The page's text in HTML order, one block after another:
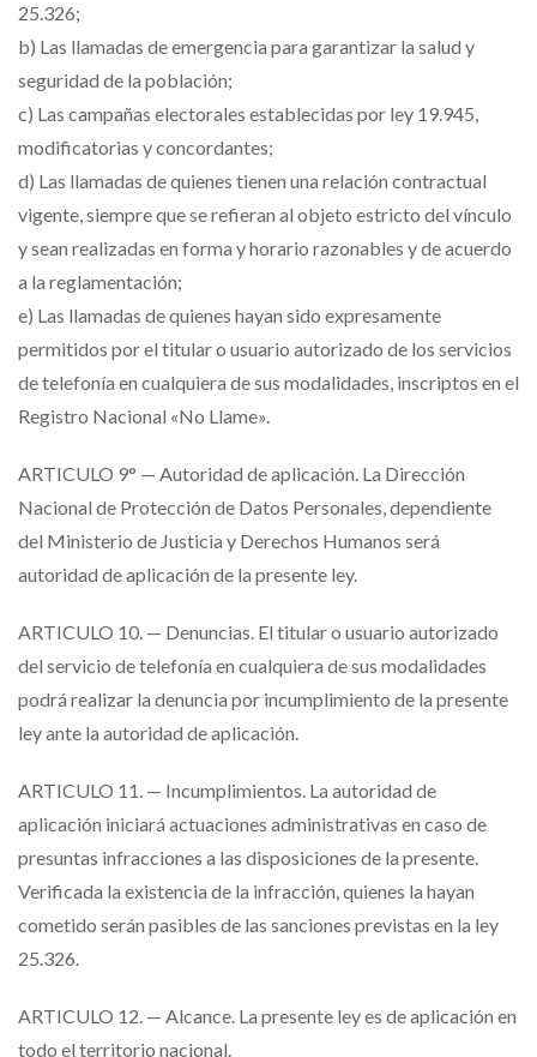
25.326;
b) Las llamadas de emergencia para garantizar la salud y
seguridad de la población;
c) Las campañas electorales establecidas por ley 19.945,
modificatorias y concordantes;
d) Las llamadas de quienes tienen una relación contractual
vigente, siempre que se refieran al objeto estricto del vínculo
y sean realizadas en forma y horario razonables y de acuerdo
a la reglamentación;
e) Las llamadas de quienes hayan sido expresamente
permitidos por el titular o usuario autorizado de los servicios
de telefonía en cualquiera de sus modalidades, inscriptos en el
Registro Nacional «No Llame».
ARTICULO 9° — Autoridad de aplicación. La Dirección
Nacional de Protección de Datos Personales, dependiente
del Ministerio de Justicia y Derechos Humanos será
autoridad de aplicación de la presente ley.
ARTICULO 10. — Denuncias. El titular o usuario autorizado
del servicio de telefonía en cualquiera de sus modalidades
podrá realizar la denuncia por incumplimiento de la presente
ley ante la autoridad de aplicación.
ARTICULO 11. — Incumplimientos. La autoridad de
aplicación iniciará actuaciones administrativas en caso de
presuntas infracciones a las disposiciones de la presente.
Verificada la existencia de la infracción, quienes la hayan
cometido serán pasibles de las sanciones previstas en la ley
25.326.
ARTICULO 12. — Alcance. La presente ley es de aplicación en
todo el territorio nacional.